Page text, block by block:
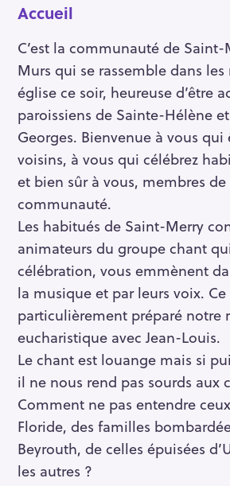
Accueil
C’est la communauté de
Murs qui se rassemble dans
église ce soir, heureuse d’être
paroissiens de Sainte-Hélène
Georges. Bienvenue à vous qui
voisins, à vous qui célébrez
et bien sûr à vous, membres
communauté.
Les habitués de Saint-Merry
animateurs du groupe chant
célébration, vous emmènent
la musique et par leurs voix.
particulièrement préparé notre
eucharistique avec Jean-Louis.
Le chant est louange mais si
il ne nous rend pas sourds aux
Comment ne pas entendre
Floride, des familles
Beyrouth, de celles épuisées
les autres ?